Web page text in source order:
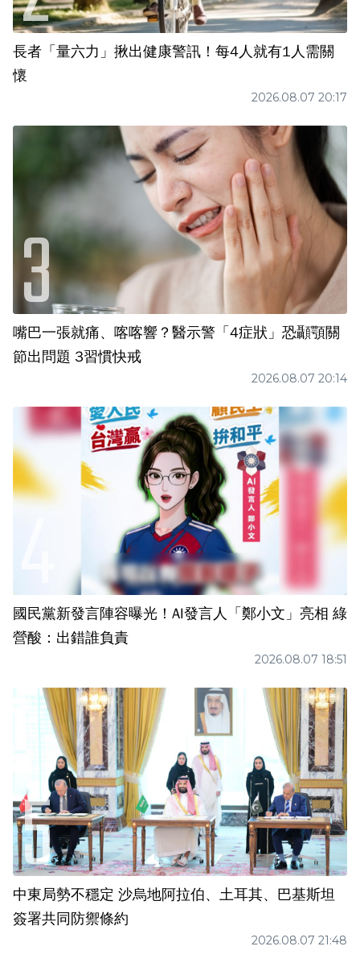
長者「量六力」揪出健康警訊！每4人就有1人需關
懷
2026.08.07 20:17
嘴巴一張就痛、喀喀響？醫示警「4症狀」恐顳顎關
節出問題 3習慣快戒
2026.08.07 20:14
國民黨新發言陣容曝光！AI發言人「鄭小文」亮相 綠
營酸：出錯誰負責
2026.08.07 18:51
中東局勢不穩定 沙烏地阿拉伯、土耳其、巴基斯坦
簽署共同防禦條約
2026.08.07 21:48